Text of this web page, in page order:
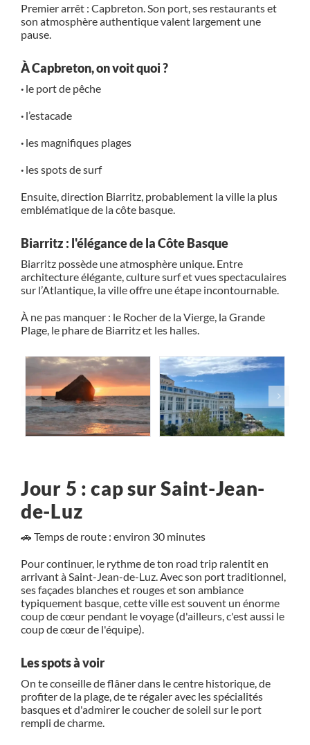
Premier arrêt : Capbreton. Son port, ses restaurants et
son atmosphère authentique valent largement une
pause.
À Capbreton, on voit quoi ?
·le port de pêche
·l’estacade
·les magnifiques plages
·les spots de surf
Ensuite, direction Biarritz, probablement la ville la plus
emblématique de la côte basque.
Biarritz : l'élégance de la Côte Basque
Biarritz possède une atmosphère unique. Entre
architecture élégante, culture surf et vues spectaculaires
sur l’Atlantique, la ville offre une étape incontournable.
À ne pas manquer : le Rocher de la Vierge, la Grande
Plage, le phare de Biarritz et les halles.
Jour 5 : cap sur Saint-Jean-
de-Luz
🚗 Temps de route : environ 30 minutes
Pour continuer, le rythme de ton road trip ralentit en
arrivant àSaint-Jean-de-Luz. Avec son port traditionnel,
ses façades blanches et rouges et son ambiance
typiquement basque, cette ville est souvent un énorme
coup de cœur pendant le voyage (d'ailleurs, c'est aussi le
coup de cœur de l'équipe).
Les spots à voir
On te conseille de flâner dans le centre historique, de
profiter de la plage, de te régaler avec les spécialités
basques et d'admirer le coucher de soleil sur le port
rempli de charme.